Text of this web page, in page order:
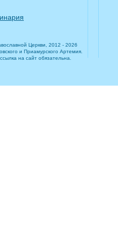
Церкви, 2012 - 2026
и Приамурского Артемия.
на сайт обязательна.